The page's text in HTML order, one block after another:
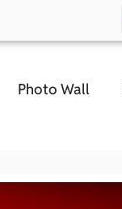
Photo Wall